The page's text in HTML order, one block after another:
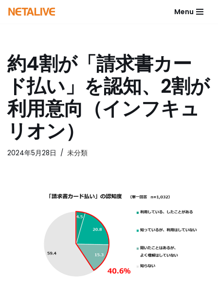
ン
ツ
ス
キ
ッ
プ
Menu
約4割が「請求書カー
ド払い」を認知、2割が
利用意向（インフキュ
リオン）
2024年5月28日 未分類